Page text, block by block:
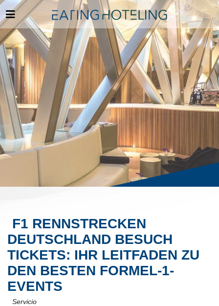
F1 RENNSTRECKEN
DEUTSCHLAND BESUCH
TICKETS: IHR LEITFADEN ZU
DEN BESTEN FORMEL-1-
EVENTS
Servicio